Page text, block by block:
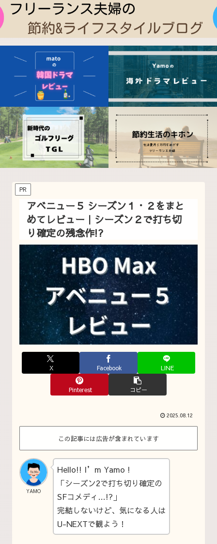
PR
アベニュー５ シーズン１・２をまと
めてレビュー｜シーズン２で打ち切
り確定の残念作!?
X Facebook LINE
Pinterest コピー
2025.08.12
この記事には広告が含まれています
YAMO
Hello!! I’m Yamo !
「シーズン2で打ち切り確定の
SFコメディ…!?」
完結しないけど、気になる人は
U-NEXTで観よう！